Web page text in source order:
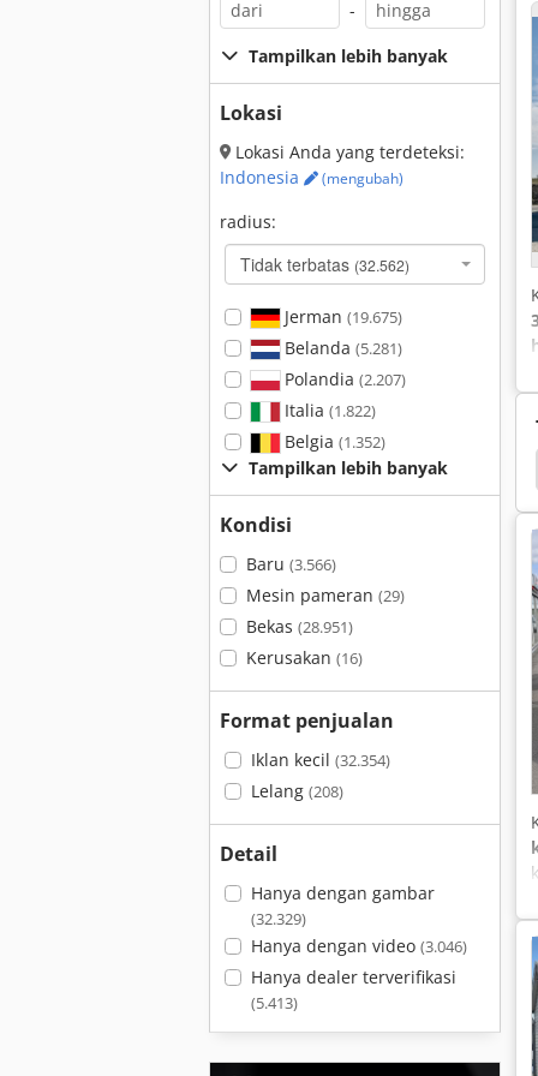
-
Tampilkan lebih banyak
Lokasi
Lokasi Anda yang terdeteksi:
Indonesia
(mengubah)
radius:
Tidak terbatas (32.562)
Jerman (19.675)
Belanda (5.281)
Polandia (2.207)
Italia (1.822)
Belgia (1.352)
Tampilkan lebih banyak
Kondisi
Baru (3.566)
Mesin pameran (29)
Bekas (28.951)
Kerusakan (16)
Format penjualan
Iklan kecil (32.354)
Lelang (208)
Detail
Hanya dengan gambar
(32.329)
Hanya dengan video (3.046)
Hanya dealer terverifikasi
(5.413)
Roda Rekaman Roda Lohmann